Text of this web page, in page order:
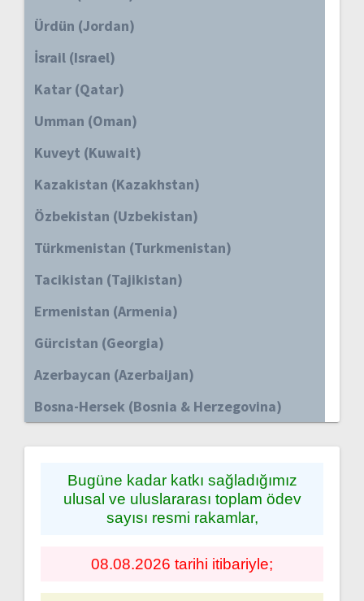
Ürdün (Jordan)
İsrail (Israel)
Katar (Qatar)
Umman (Oman)
Kuveyt (Kuwait)
Kazakistan (Kazakhstan)
Özbekistan (Uzbekistan)
Türkmenistan (Turkmenistan)
Tacikistan (Tajikistan)
Ermenistan (Armenia)
Gürcistan (Georgia)
Azerbaycan (Azerbaijan)
Bosna-Hersek (Bosnia & Herzegovina)
Bugüne kadar katkı sağladığımız
ulusal ve uluslararası toplam ödev
sayısı resmi rakamlar,
08.08.2026 tarihi itibariyle;